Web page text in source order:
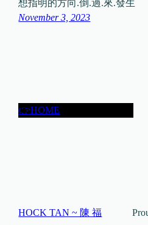
想指明的方向.倒.過.來.發生
November 3, 2023
👉HOME
HOCK TAN ~ 陳 福